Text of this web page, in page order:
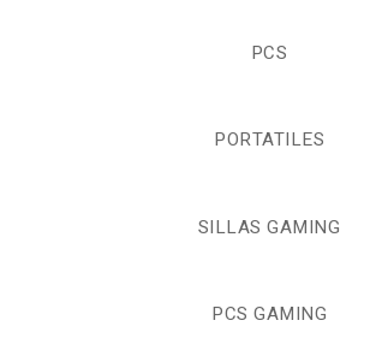
PCS
PORTATILES
SILLAS GAMING
PCS GAMING